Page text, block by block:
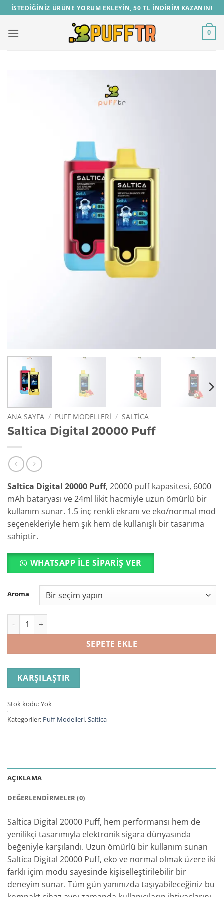
İçeriğe
atla
İSTEDİĞİNİZ ÜRÜNE YORUM EKLEYİN, 50 TL İNDİRİM KAZANIN!
0
ANA SAYFA / PUFF MODELLERI / SALTICA
Saltica Digital 20000 Puff
Saltica Digital 20000 Puff, 20000 puff kapasitesi, 6000
mAh bataryası ve 24ml likit hacmiyle uzun ömürlü bir
kullanım sunar. 1.5 inç renkli ekranı ve eko/normal mod
seçenekleriyle hem şık hem de kullanışlı bir tasarıma
sahiptir.
WHATSAPP ILE SIPARIŞ VER
Aroma
Saltica Digital 20000 Puff adet
SEPETE EKLE
KARŞILAŞTIR
Stok kodu:Yok
Kategoriler: Puff Modelleri,Saltica
AÇIKLAMA
DEĞERLENDIRMELER (0)
Saltica Digital 20000 Puff, hem performansı hem de
yenilikçi tasarımıyla elektronik sigara dünyasında
beğeniyle karşılandı. Uzun ömürlü bir kullanım sunan
Saltica Digital 20000 Puff, eko ve normal olmak üzere iki
farklı içim modu sayesinde kişiselleştirilebilir bir
deneyim sunar. Tüm gün yanınızda taşıyabileceğiniz bu